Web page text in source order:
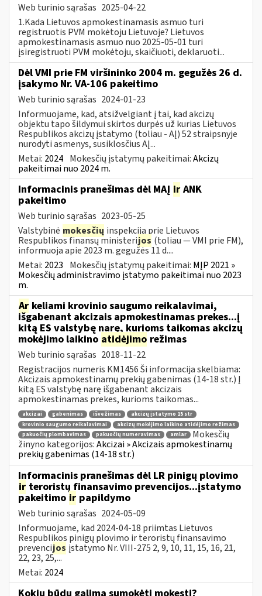
Web turinio sąrašas 2025-04-22
1.Kada Lietuvos apmokestinamasis asmuo turi
registruotis PVM mokėtoju Lietuvoje? Lietuvos
apmokestinamasis asmuo nuo 2025-05-01 turi
įsiregistruoti PVM mokėtoju, skaičiuoti, deklaruoti...
Dėl VMI prie FM viršininko 2004 m. gegužės 26 d.
įsakymo Nr. VA-106 pakeitimo
Web turinio sąrašas 2024-01-23
Informuojame, kad, atsižvelgiant į tai, kad akcizų
objektu tapo šildymui skirtos durpės už kurias Lietuvos
Respublikos akcizų įstatymo (toliau - AĮ) 52 straipsnyje
nurodyti asmenys, susiklosčius AĮ...
Metai: 2024 Mokesčių įstatymų pakeitimai:Akcizų
pakeitimai nuo 2024 m.
Informacinis pranešimas dėl MAĮ ir ANK
pakeitimo
Web turinio sąrašas 2023-05-25
Valstybinė mokesčių inspekcija prie Lietuvos
Respublikos finansų ministerijos (toliau — VMI prie FM),
informuoja apie 2023 m. gegužės 11 d....
Metai: 2023 Mokesčių įstatymų pakeitimai: MĮP 2021 »
Mokesčių administravimo įstatymo pakeitimai nuo 2023
m.
Ar keliami krovinio saugumo reikalavimai,
išgabenant akcizais apmokestinamas prekes...į
kitą ES valstybę narę, kurioms taikomas akcizų
mokėjimo laikino atidėjimo režimas
Web turinio sąrašas 2018-11-22
Registracijos numeris KM1456 Ši informacija skelbiama:
Akcizais apmokestinamų prekių gabenimas (14-18 str.) Į
kitą ES valstybę narę išgabenant akcizais
apmokestinamas prekes, kurioms taikomas...
akcizai gabenimas išvežimas
akcizų įstatymo 15 str
krovinio saugumo reikalavimai
akcizų mokėjimo laikino atidėjimo režimas
pakuočių plombavimas
pakuočių numeravimas amlar
Mokesčių
žinyno kategorijos:Akcizai » Akcizais apmokestinamų
prekių gabenimas (14-18 str.)
Informacinis pranešimas dėl LR pinigų plovimo
ir teroristų finansavimo prevencijos...įstatymo
pakeitimo ir papildymo
Web turinio sąrašas 2024-05-09
Informuojame, kad 2024-04-18 priimtas Lietuvos
Respublikos pinigų plovimo ir teroristų finansavimo
prevencijos įstatymo Nr. VIII-275 2, 9, 10, 11, 15, 16, 21,
22, 23, 25,...
Metai: 2024
Kokiu būdu galima sumokėti mokestį?